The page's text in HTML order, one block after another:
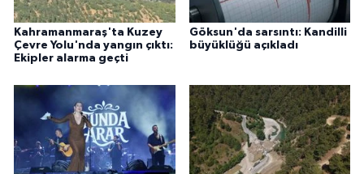
Kahramanmaraş'ta Kuzey
Çevre Yolu'nda yangın çıktı:
Ekipler alarma geçti
Göksun'da sarsıntı: Kandilli
büyüklüğü açıkladı